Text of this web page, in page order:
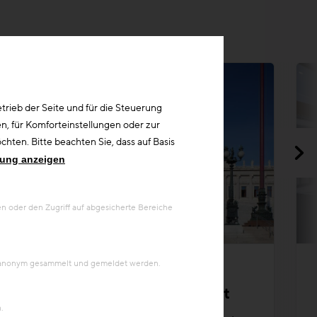
Generalsanierung Parlament
der Seite und für die Steuerung
für Komforteinstellungen oder zur
Bitte beachten Sie, dass auf Basis
anzeigen
oder den Zugriff auf abgesicherte Bereiche
gesammelt und gemeldet werden.